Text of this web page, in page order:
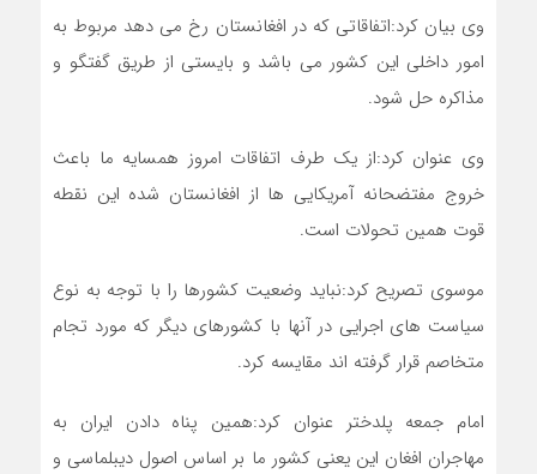
وی بیان کرد:اتفاقاتی که در افغانستان رخ می دهد مربوط به
امور داخلی این کشور می باشد و بایستی از طریق گفتگو و
مذاکره حل شود.
وی عنوان کرد:از یک طرف اتفاقات امروز همسایه ما باعث
خروج مفتضحانه آمریکایی ها از افغانستان شده این نقطه
قوت همین تحولات است.
موسوی تصریح کرد:نباید وضعیت کشورها را با توجه به نوع
سیاست های اجرایی در آنها با کشورهای دیگر که مورد تجام
متخاصم قرار گرفته اند مقایسه کرد.
امام جمعه پلدختر عنوان کرد:همین پناه دادن ایران به
مهاجران افغان این یعنی کشور ما بر اساس اصول دیبلماسی و